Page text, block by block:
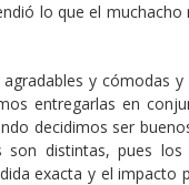
lo que el
y cómodas
entregarlas en
decidimos ser
son distintas, pues
exacta y el impacto